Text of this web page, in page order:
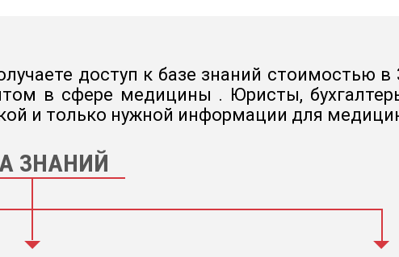
доступ к базе знаний стоимостью в
в сфере медицины . Юристы,
и только нужной информации для
ЗНАНИЙ